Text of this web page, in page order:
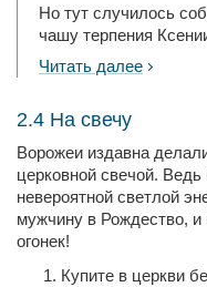
Но тут случилось
чашу терпения
Читать далее
2.4 На свечу
Ворожеи издавна
церковной свечой.
невероятной светлой
мужчину в Рождество, и
огонек!
Купите в церкви